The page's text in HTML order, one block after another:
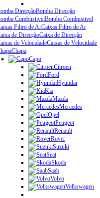
Bomba Direcção
Bomba Combustivel
Caixas Filtro de Ar
Caixa de Direcção
Caixas de Velocidade
Chapa
Capo
Citroen
Ford
Hyundai
Kia
Mazda
Mercedes
Opel
Peugeot
Renault
Rover
Suzuki
Seat
Skoda
Saab
Volvo
Volkswagen